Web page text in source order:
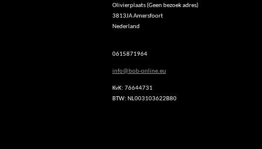
t
s
A
p
Olivierplaats (Geen bezoek adres)
3813JA Amersfoort
Nederland
0615871964
info@bob-online.eu
KvK: 76644731
BTW: NL003103622B80